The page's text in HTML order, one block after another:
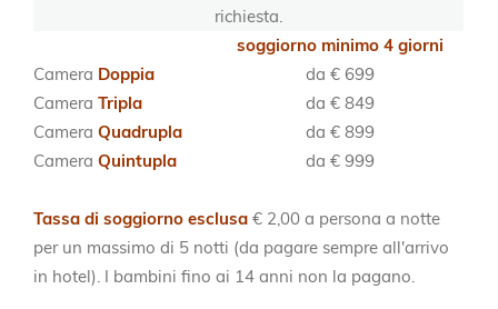
richiesta.
soggiorno minimo 4 giorni
Camera Doppia
Camera Tripla
Camera Quadrupla
Camera Quintupla
da € 699
da € 849
da € 899
da € 999
Tassa di soggiorno esclusa € 2,00 a persona a notte
per un massimo di 5 notti (da pagare sempre all'arrivo
in hotel). I bambini fino ai 14 anni non la pagano.